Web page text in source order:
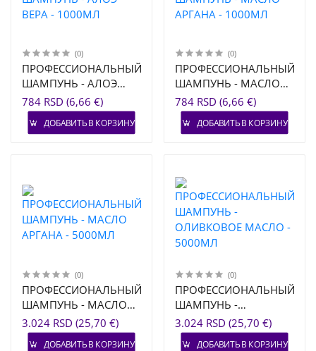
(0)
ПРОФЕССИОНАЛЬНЫЙ
ШАМПУНЬ - АЛОЭ
ВЕРА - 1000МЛ
784 RSD (6,66 €)
ДОБАВИТЬ В КОРЗИНУ
(0)
ПРОФЕССИОНАЛЬНЫЙ
ШАМПУНЬ - МАСЛО
АРГАНА - 1000МЛ
784 RSD (6,66 €)
ДОБАВИТЬ В КОРЗИНУ
(0)
ПРОФЕССИОНАЛЬНЫЙ
ШАМПУНЬ - МАСЛО
АРГАНА - 5000МЛ
3.024 RSD (25,70 €)
ДОБАВИТЬ В КОРЗИНУ
(0)
ПРОФЕССИОНАЛЬНЫЙ
ШАМПУНЬ -
ОЛИВКОВОЕ МАСЛО -
5000МЛ
3.024 RSD (25,70 €)
ДОБАВИТЬ В КОРЗИНУ